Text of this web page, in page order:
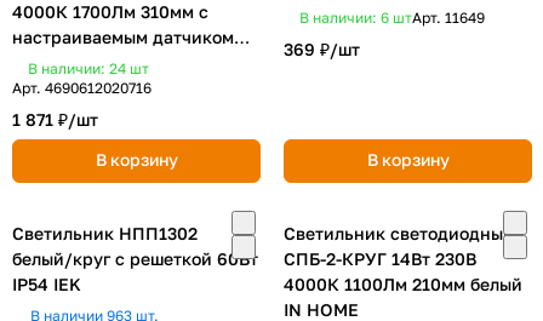
4000К 1700Лм 310мм с
настраиваемым датчиком
белый IN HOME
В наличии: 24 шт
Арт. 4690612020716
1 871 ₽/шт
В корзину
В наличии: 6 штАрт. 11649
369 ₽/шт
В корзину
Светильник НПП1302
белый/круг с решеткой 60Вт
IP54 IEK
В наличии 963 шт.
Светильник светодиодный
СПБ-2-КРУГ 14Вт 230В
4000К 1100Лм 210мм белый
IN HOME